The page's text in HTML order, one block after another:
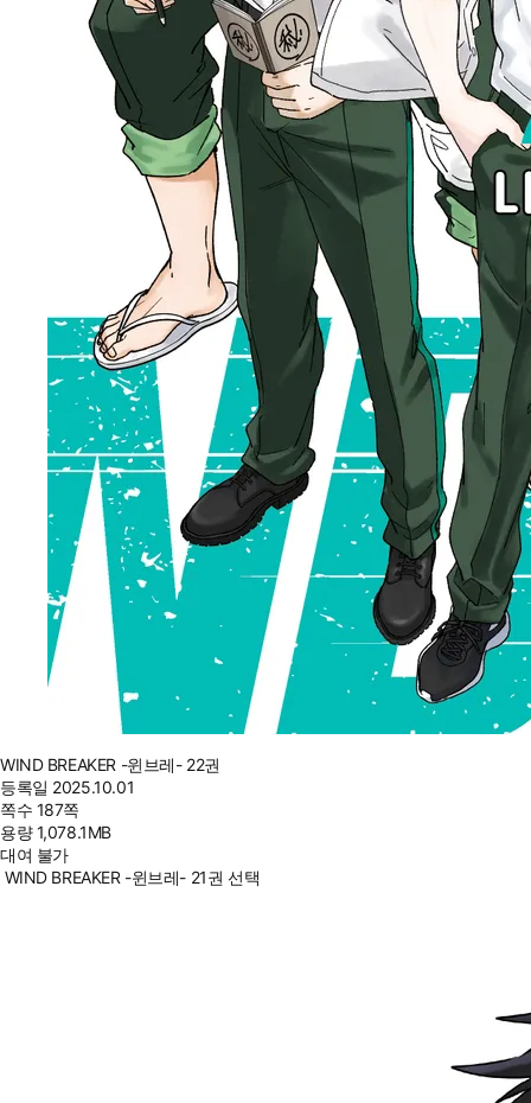
WIND BREAKER -윈브레- 22권
등록일 2025.10.01
쪽수 187쪽
용량1,078.1MB
대여 불가
WIND BREAKER -윈브레- 21권 선택